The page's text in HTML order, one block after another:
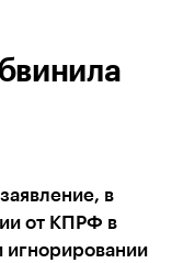
в
от КПРФ в
игнорировании